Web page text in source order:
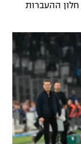
חלון ההעברות